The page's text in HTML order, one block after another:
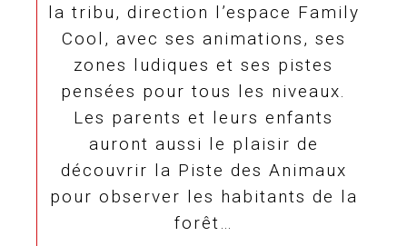
la tribu, direction l’espace Family
Cool, avec ses animations, ses
zones ludiques et ses pistes
pensées pour tous les niveaux.
Les parents et leurs enfants
auront aussi le plaisir de
découvrir la Piste des Animaux
pour observer les habitants de la
forêt…